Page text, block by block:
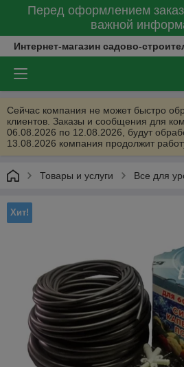
Перед оформлением
важной
Интернет-магазин садово-
Сейчас компания не может быстро
клиентов. Заказы и сообщения для
06.08.2026 по 12.08.2026, будут
13.08.2026 компания продолжит
Товары и услуги Все для
Хит!